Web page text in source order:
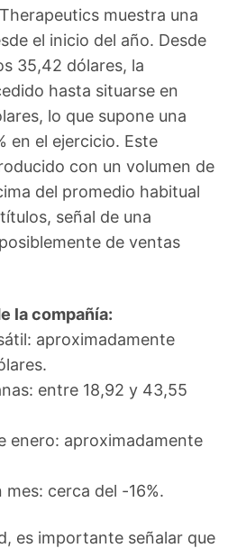
muestra una
el inicio del año. Desde
35,42 dólares, la
hasta situarse en
lo que supone una
en el ejercicio. Este
con un volumen de
del promedio habitual
señal de una
de ventas
la compañía:
aproximadamente
entre 18,92 y 43,55
enero: aproximadamente
cerca del -16%.
es importante señalar que